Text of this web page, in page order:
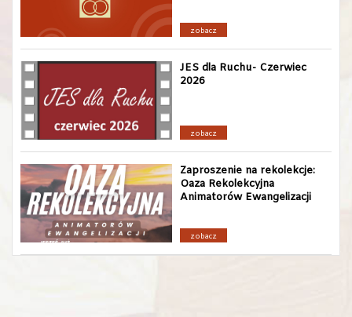
zobacz
JES dla Ruchu- Czerwiec
2026
zobacz
Zaproszenie na rekolekcje:
Oaza Rekolekcyjna
Animatorów Ewangelizacji
zobacz